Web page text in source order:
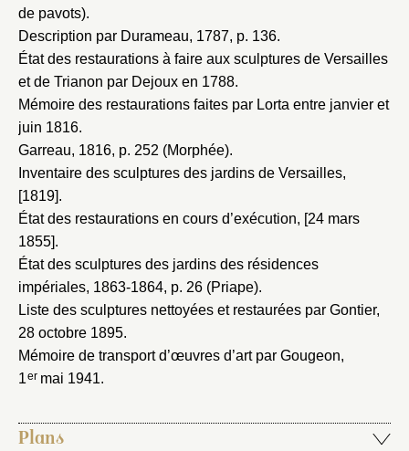
de pavots).
Description par Durameau, 1787, p. 136.
État des restaurations à faire aux sculptures de Versailles
et de Trianon par Dejoux en 1788.
Mémoire des restaurations faites par Lorta entre janvier et
juin 1816.
Garreau, 1816, p. 252 (Morphée).
Inventaire des sculptures des jardins de Versailles,
[1819].
État des restaurations en cours d’exécution, [24 mars
1855].
État des sculptures des jardins des résidences
impériales, 1863-1864, p. 26 (Priape).
Liste des sculptures nettoyées et restaurées par Gontier,
28 octobre 1895.
Mémoire de transport d’œuvres d’art par Gougeon,
1ermai 1941.
Plans